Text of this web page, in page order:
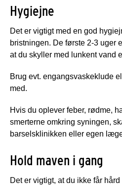
Hygiejne
Det er vigtigt med en god
bristningen. De første 2-3 uger
at du skyller med lunkent vand
Brug evt. engangsvaskeklude
med.
Hvis du oplever feber, rødme,
smerterne omkring syningen,
barselsklinikken eller egen
Hold maven i gang
Det er vigtigt, at du ikke får